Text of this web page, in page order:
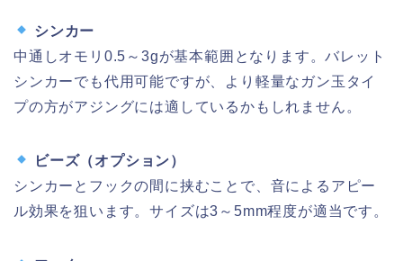
シンカー
中通しオモリ0.5～3gが基本範囲となります。バレット
シンカーでも代用可能ですが、より軽量なガン玉タイ
プの方がアジングには適しているかもしれません。
ビーズ（オプション）
シンカーとフックの間に挟むことで、音によるアピー
ル効果を狙います。サイズは3～5mm程度が適当です。